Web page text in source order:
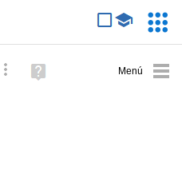
Búsqueda avanzada
Ayuda
(en